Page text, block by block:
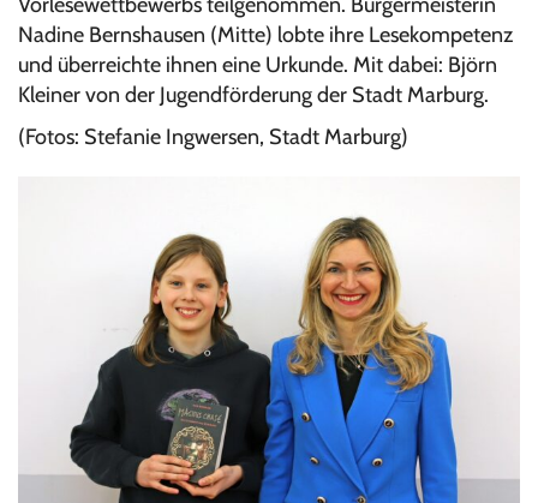
Nadine Bernshausen (Mitte) lobte ihre Lesekompetenz
und überreichte ihnen eine Urkunde. Mit dabei: Björn
Kleiner von der Jugendförderung der Stadt Marburg.
(Fotos: Stefanie Ingwersen, Stadt Marburg)